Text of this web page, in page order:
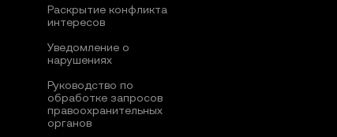
Раскрытие конфликта
интересов
Уведомление о
нарушениях
Руководство по
обработке запросов
правоохранительных
органов